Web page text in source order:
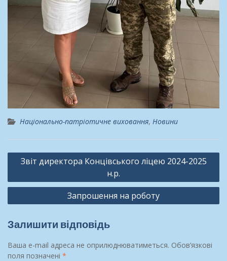
Національно-патріотичне виховання, Новини
Навігація
записів
Звіт директора Концівського ліцею 2024-2025
н.р.
Запрошення на роботу
Залишити відповідь
Ваша e-mail адреса не оприлюднюватиметься. Обов’язкові
поля позначені *